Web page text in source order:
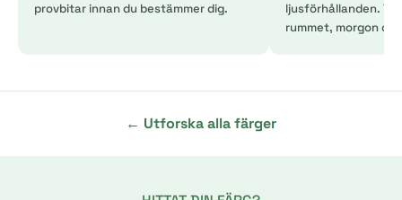
provbitar innan du bestämmer dig.
ljusförhållanden.
rummet, morgon
← Utforska alla färger